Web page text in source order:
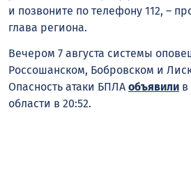
и позвоните по телефону 112, –
глава региона.
Вечером 7 августа системы
Россошанском, Бобровском и
Опасность атаки БПЛА объявили
области в 20:52.